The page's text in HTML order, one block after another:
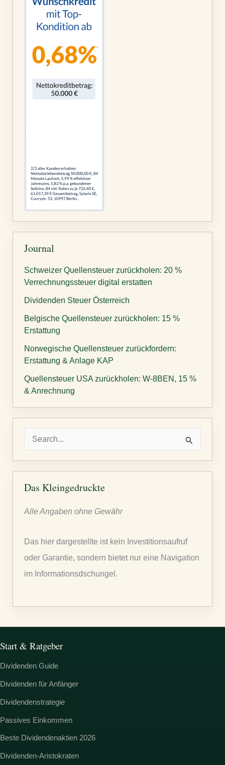
Journal
Schweizer Quellensteuer zurückholen: 20 %
Verrechnungssteuer digital erstatten
Dividenden Steuer Österreich
Belgische Quellensteuer zurückholen: 15 %
Erstattung
Norwegische Quellensteuer zurückfordern:
Erstattung & Anlage KAP
Quellensteuer USA zurückholen: W-8BEN, 15 %
& Anrechnung
h
n
Das Kleingedruckte
Alle Angaben ohne Gewähr
Das hier dargestellte ist kein Investitionsaufruf
oder Garantie, sondern bietet nur eine Navigation
im Informationsdschungel.
Start & Ratgeber
Dividenden Guide
Dividenden für Anfänger
Dividendenstrategie
Passives Einkommen
Beste Dividendenaktien 2026
Dividenden-Aristokraten